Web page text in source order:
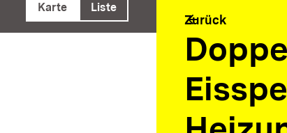
Karte Liste
arrow_back
Zurück